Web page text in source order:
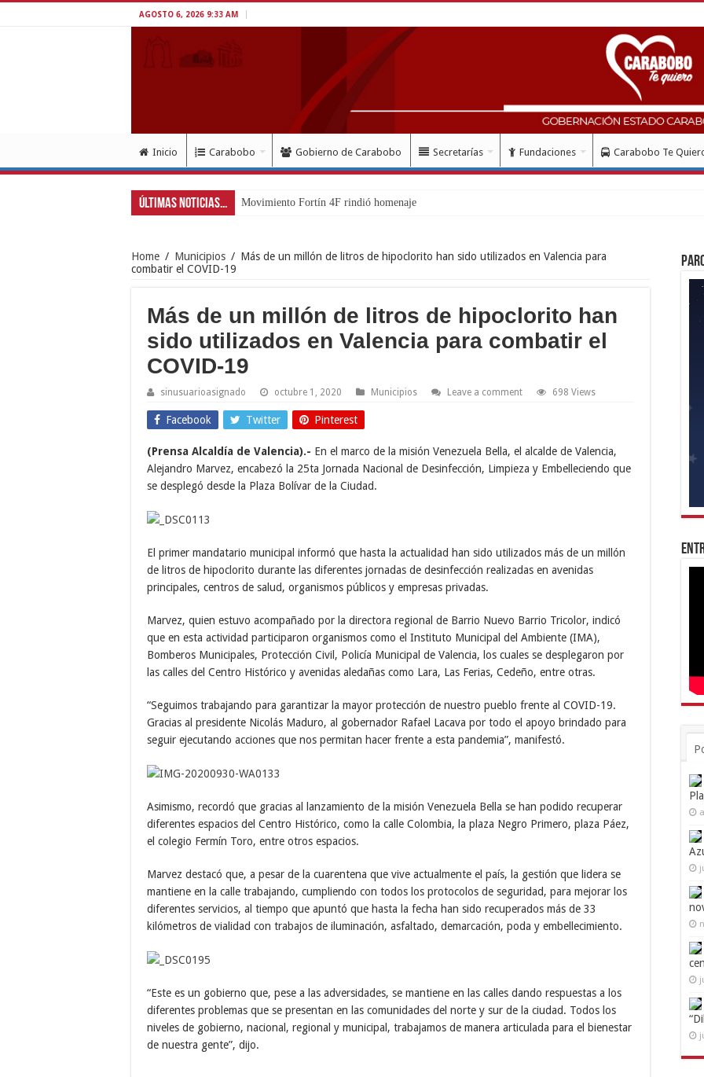
AGOSTO 6, 2026 9:33 AM
Inicio Carabobo Gobierno de Carabobo Secretarías Fundaciones Carabobo Te
Últimas Noticias... Movimiento Fortín 4F rindió homenaje al Libertador Sim
Home / Municipios / Más de un millón de litros de hipoclorito han sido utilizados en Valencia para
combatir el COVID-19
Más de un millón de litros de hipoclorito han
sido utilizados en Valencia para combatir el
COVID-19
sinusuarioasignado octubre 1, 2020 Municipios Leave a comment 698 Views
Facebook Twitter Pinterest
(Prensa Alcaldía de Valencia).- En el marco de la misión Venezuela Bella, el alcalde de Valencia,
Alejandro Marvez, encabezó la 25ta Jornada Nacional de Desinfección, Limpieza y Embelleciendo que
se desplegó desde la Plaza Bolívar de la Ciudad.
El primer mandatario municipal informó que hasta la actualidad han sido utilizados más de un millón
de litros de hipoclorito durante las diferentes jornadas de desinfección realizadas en avenidas
principales, centros de salud, organismos públicos y empresas privadas.
Marvez, quien estuvo acompañado por la directora regional de Barrio Nuevo Barrio Tricolor, indicó
que en esta actividad participaron organismos como el Instituto Municipal del Ambiente (IMA),
Bomberos Municipales, Protección Civil, Policía Municipal de Valencia, los cuales se desplegaron por
las calles del Centro Histórico y avenidas aledañas como Lara, Las Ferias, Cedeño, entre otras.
“Seguimos trabajando para garantizar la mayor protección de nuestro pueblo frente al COVID-19.
Gracias al presidente Nicolás Maduro, al gobernador Rafael Lacava por todo el apoyo brindado para
seguir ejecutando acciones que nos permitan hacer frente a esta pandemia”, manifestó.
Asimismo, recordó que gracias al lanzamiento de la misión Venezuela Bella se han podido recuperar
diferentes espacios del Centro Histórico, como la calle Colombia, la plaza Negro Primero, plaza Páez,
el colegio Fermín Toro, entre otros espacios.
Marvez destacó que, a pesar de la cuarentena que vive actualmente el país, la gestión que lidera se
mantiene en la calle trabajando, cumpliendo con todos los protocolos de seguridad, para mejorar los
diferentes servicios, al tiempo que apuntó que hasta la fecha han sido recuperados más de 33
kilómetros de vialidad con trabajos de iluminación, asfaltado, demarcación, poda y embellecimiento.
“Este es un gobierno que, pese a las adversidades, se mantiene en las calles dando respuestas a los
diferentes problemas que se presentan en las comunidades del norte y sur de la ciudad. Todos los
niveles de gobierno, nacional, regional y municipal, trabajamos de manera articulada para el bienestar
de nuestra gente”, dijo.